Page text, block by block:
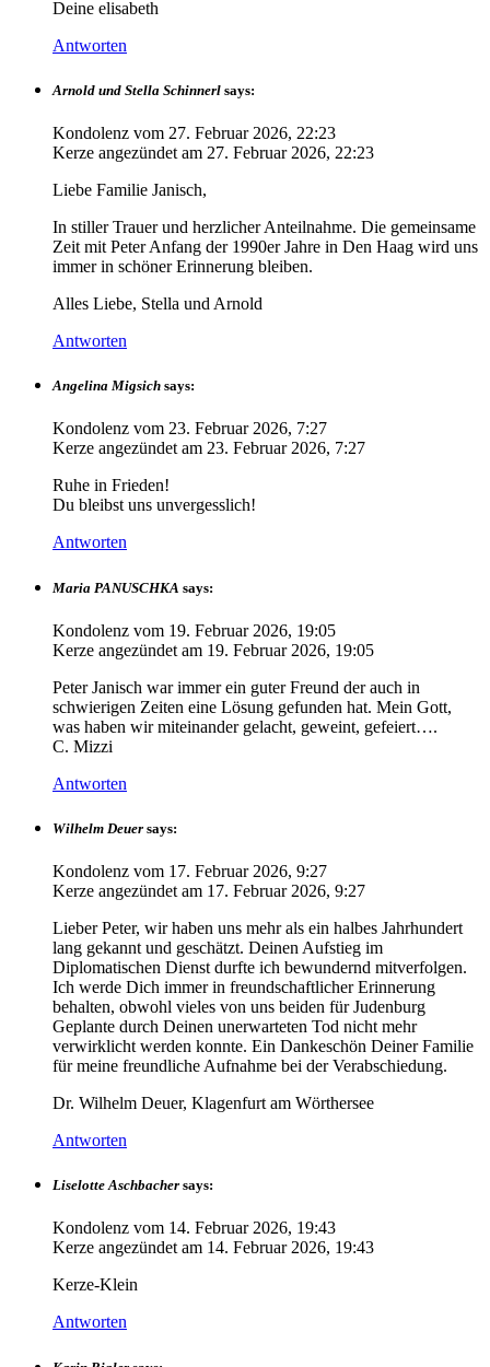
Deine elisabeth
Antworten
Arnold und Stella Schinnerl says:
Kondolenz vom 27. Februar 2026, 22:23
Kerze angezündet am 27. Februar 2026, 22:23
Liebe Familie Janisch,
In stiller Trauer und herzlicher Anteilnahme. Die gemeinsame
Zeit mit Peter Anfang der 1990er Jahre in Den Haag wird uns
immer in schöner Erinnerung bleiben.
Alles Liebe, Stella und Arnold
Antworten
Angelina Migsich says:
Kondolenz vom 23. Februar 2026, 7:27
Kerze angezündet am 23. Februar 2026, 7:27
Ruhe in Frieden!
Du bleibst uns unvergesslich!
Antworten
Maria PANUSCHKA says:
Kondolenz vom 19. Februar 2026, 19:05
Kerze angezündet am 19. Februar 2026, 19:05
Peter Janisch war immer ein guter Freund der auch in
schwierigen Zeiten eine Lösung gefunden hat. Mein Gott,
was haben wir miteinander gelacht, geweint, gefeiert….
C. Mizzi
Antworten
Wilhelm Deuer says:
Kondolenz vom 17. Februar 2026, 9:27
Kerze angezündet am 17. Februar 2026, 9:27
Lieber Peter, wir haben uns mehr als ein halbes Jahrhundert
lang gekannt und geschätzt. Deinen Aufstieg im
Diplomatischen Dienst durfte ich bewundernd mitverfolgen.
Ich werde Dich immer in freundschaftlicher Erinnerung
behalten, obwohl vieles von uns beiden für Judenburg
Geplante durch Deinen unerwarteten Tod nicht mehr
verwirklicht werden konnte. Ein Dankeschön Deiner Familie
für meine freundliche Aufnahme bei der Verabschiedung.
Dr. Wilhelm Deuer, Klagenfurt am Wörthersee
Antworten
Liselotte Aschbacher says:
Kondolenz vom 14. Februar 2026, 19:43
Kerze angezündet am 14. Februar 2026, 19:43
Kerze-Klein
Antworten